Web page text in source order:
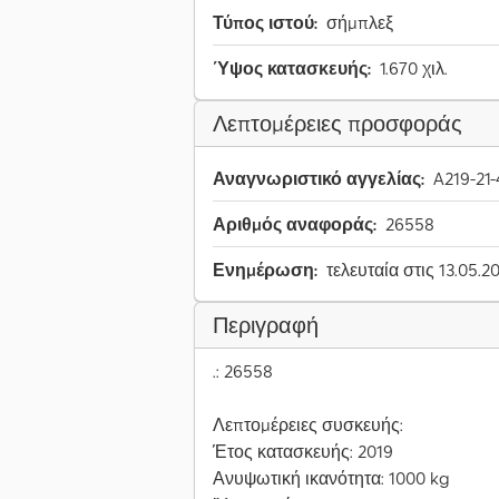
Τύπος ιστού: σήμπλεξ
Ύψος κατασκευής: 1.670 χιλ.
Λεπτομέρειες προσφοράς
Αναγνωριστικό αγγελίας: A219-
Αριθμός αναφοράς: 26558
Ενημέρωση: τελευταία στις
Περιγραφή
.: 26558
Λεπτομέρειες συσκευής:
Έτος κατασκευής: 2019
Ανυψωτική ικανότητα: 1000 kg